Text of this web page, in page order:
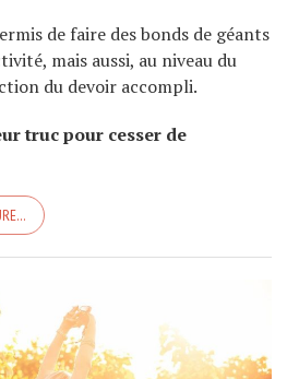
de faire des bonds de géants
mais aussi, au niveau du
du devoir accompli.
truc pour cesser de